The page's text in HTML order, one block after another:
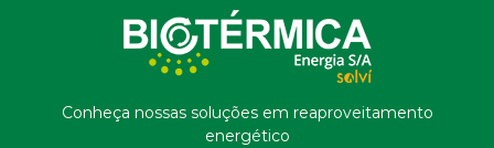
Conheça nossas soluções em reaproveitamento
energético